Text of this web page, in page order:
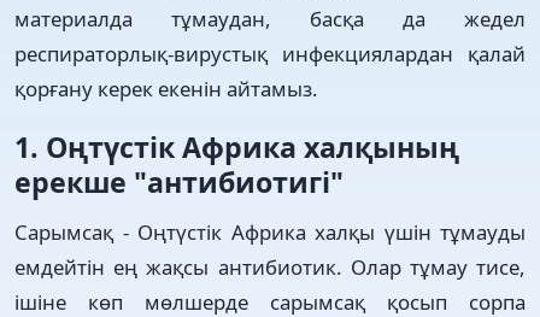
материалда тұмаудан, басқа да жедел
респираторлық-вирустық инфекциялардан қалай
қорғану керек екенін айтамыз.
1. Оңтүстік Африка халқының
ерекше "антибиотигі"
Сарымсақ - Оңтүстік Африка халқы үшін тұмауды
емдейтін ең жақсы антибиотик. Олар тұмау тисе,
ішіне көп мөлшерде сарымсақ қосып сорпа